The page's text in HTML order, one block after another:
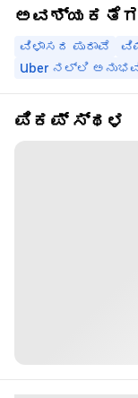
ವಿಳಾಸದ ಪುರಾವೆ
Uber ನಲ್ಲಿ
ಪಿಕಪ್ ಸ್ಥಳ